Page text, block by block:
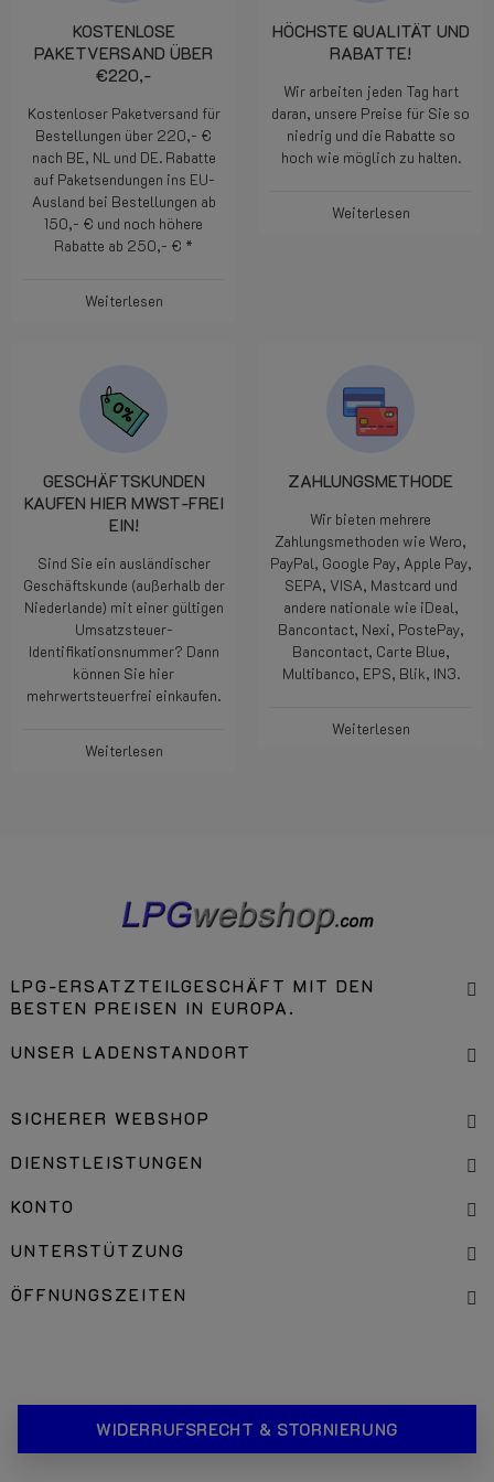
KOSTENLOSE
PAKETVERSAND ÜBER
€220,-
Kostenloser Paketversand für
Bestellungen über 220,- €
nach BE, NL und DE. Rabatte
auf Paketsendungen ins EU-
Ausland bei Bestellungen ab
150,- € und noch höhere
Rabatte ab 250,- € *
Weiterlesen
HÖCHSTE QUALITÄT UND
RABATTE!
Wir arbeiten jeden Tag hart
daran, unsere Preise für Sie so
niedrig und die Rabatte so
hoch wie möglich zu halten.
Weiterlesen
GESCHÄFTSKUNDEN
KAUFEN HIER MWST-FREI
EIN!
Sind Sie ein ausländischer
Geschäftskunde (außerhalb der
Niederlande) mit einer gültigen
Umsatzsteuer-
Identifikationsnummer? Dann
können Sie hier
mehrwertsteuerfrei einkaufen.
Weiterlesen
ZAHLUNGSMETHODE
Wir bieten mehrere
Zahlungsmethoden wie Wero,
PayPal, Google Pay, Apple Pay,
SEPA, VISA, Mastcard und
andere nationale wie iDeal,
Bancontact, Nexi, PostePay,
Bancontact, Carte Blue,
Multibanco, EPS, Blik, IN3.
Weiterlesen
LPG-ERSATZTEILGESCHÄFT MIT DEN
BESTEN PREISEN IN EUROPA.
UNSER LADENSTANDORT
SICHERER WEBSHOP
DIENSTLEISTUNGEN
KONTO
UNTERSTÜTZUNG
ÖFFNUNGSZEITEN
WIDERRUFSRECHT & STORNIERUNG